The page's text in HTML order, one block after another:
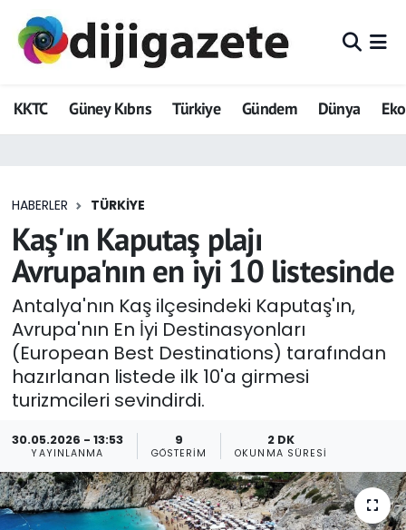
KKTC Güney Kıbrıs Türkiye Gündem Dünya
HABERLER TÜRKIYE
Kaş'ın Kaputaş plajı
Avrupa'nın en iyi 10 listesinde
Antalya'nın Kaş ilçesindeki Kaputaş'ın,
Avrupa'nın En İyi Destinasyonları
(European Best Destinations) tarafından
hazırlanan listede ilk 10'a girmesi
turizmcileri sevindirdi.
30.05.2026 - 13:53
YAYINLANMA
9
GÖSTERIM
2 DK
OKUNMA SÜRESI
ADVERTORIAL
Dijigazete
Eğitim
Ekonomi
Foto Galeri
GEZİ
Güncel
Gündem
KKTC
Hava Durumu
Trafik Durumu
Tüm Manşetler
Son Dakika Haberleri
Haber Arşivi